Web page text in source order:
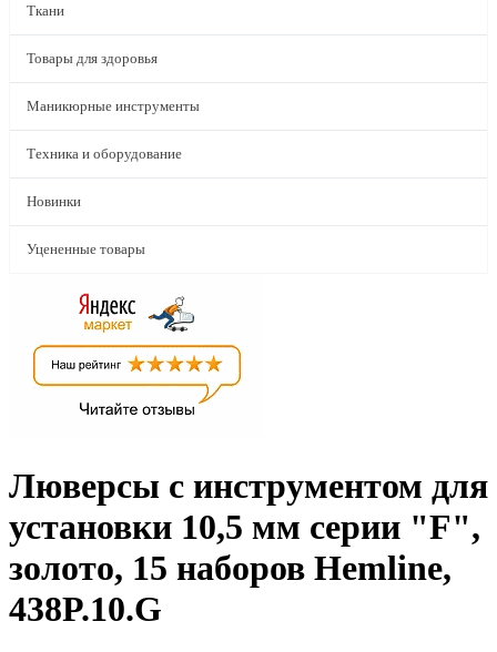
Ткани
Товары для здоровья
Маникюрные инструменты
Техника и оборудование
Новинки
Уцененные товары
Люверсы с инструментом для
установки 10,5 мм серии "F",
золото, 15 наборов Hemline,
438P.10.G